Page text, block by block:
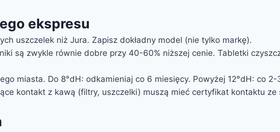
ekspresu
uszczelek niż Jura. Zapisz dokładny model (nie tylko markę).
są zwykle równie dobre przy 40-60% niższej cenie. Tabletki
miasta. Do 8°dH: odkamieniaj co 6 miesięcy. Powyżej 12°dH: co 2-
kontakt z kawą (filtry, uszczelki) muszą mieć certyfikat kontaktu ze